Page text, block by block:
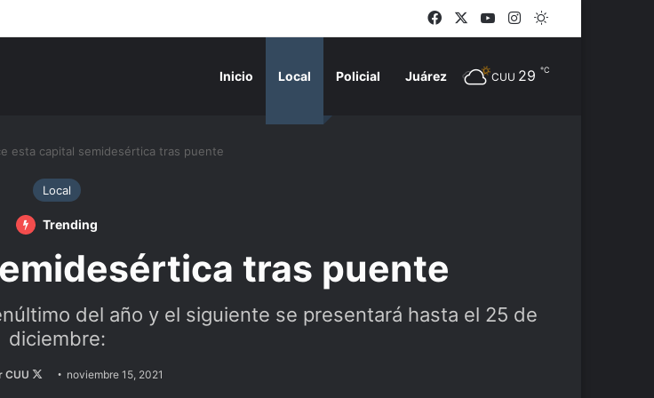
FacebookYouTubeInstagramSwitch skin
Inicio Local Policial Juárez CUU 29 ℃
esta capital semidesértica tras puente
Local
Trending
tras puente
del año y el siguiente se presentará hasta el 25 de
diciembre:
CUU
Follownoviembre 15, 2021